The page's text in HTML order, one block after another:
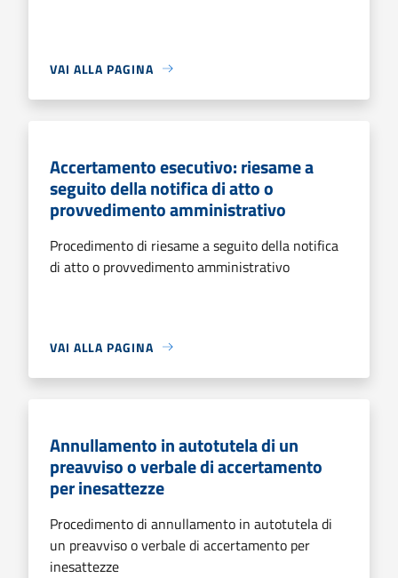
VAI ALLA PAGINA
Accertamento esecutivo: riesame a
seguito della notifica di atto o
provvedimento amministrativo
Procedimento di riesame a seguito della notifica
di atto o provvedimento amministrativo
VAI ALLA PAGINA
Annullamento in autotutela di un
preavviso o verbale di accertamento
per inesattezze
Procedimento di annullamento in autotutela di
un preavviso o verbale di accertamento per
inesattezze